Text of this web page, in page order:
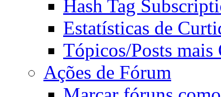
Hash Tag
Estatísticas de
Tópicos/Posts mais
Ações de Fórum